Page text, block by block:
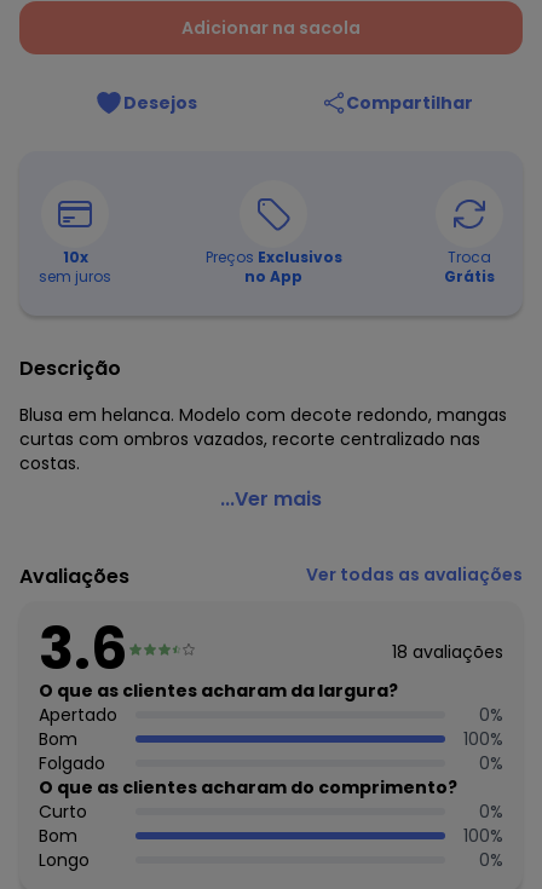
Adicionar na sacola
Desejos Compartilhar
10x
sem juros
Preços Exclusivos
no App
Troca
Grátis
Descrição
Blusa em helanca. Modelo com decote redondo, mangas
curtas com ombros vazados, recorte centralizado nas
costas.
Marguerite - Blusa Floral e Animal Print com Mangas
Código do produto: 3577221
Modelagem: Solto
Modelo da manga: Com ombro vazado
Decote frente: Redondo
Complemento: Recorte central nas costas
Tecido: Helanca
Composição: Conforme imagem etiqueta
Histórico de preços
O preço apresentado abaixo é o menor oferecido em
algum dia do mês, para o menor tamanho disponível.
agosto/2026
N/D*
...Ver mais
Avaliações Ver todas as avaliações
3.6 18 avaliações
O que as clientes acharam da largura?
Apertado
0%
Bom
100%
Folgado
0%
O que as clientes acharam do comprimento?
Curto
0%
Bom
100%
Longo
0%